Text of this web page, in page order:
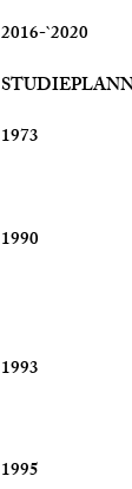
2016-
Piet
1973
i.s.m.
1990
1993
David
1995